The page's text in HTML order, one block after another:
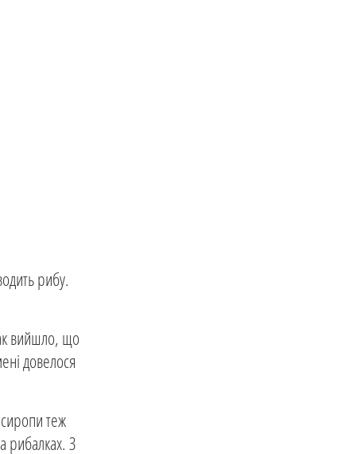
рибу.
вийшло, що
довелося
теж
рибалках. З